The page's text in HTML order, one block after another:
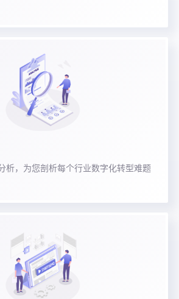
析，为您剖析每个行业数字化转型难题